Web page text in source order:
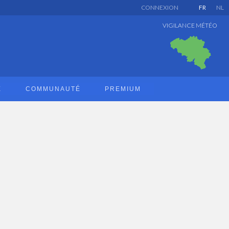
FR NL
CONNEXION
VIGILANCE MÉTÉO
COMMUNAUTÉ PREMIUM